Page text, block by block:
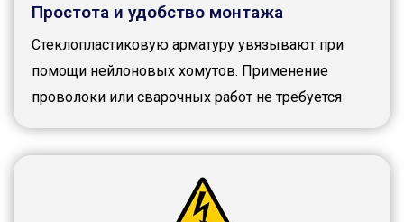
Простота и удобство монтажа
Стеклопластиковую арматуру увязывают при
помощи нейлоновых хомутов. Применение
проволоки или сварочных работ не требуется